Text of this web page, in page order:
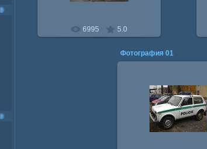
6995 5.0
Фотография 01
28.02.2010
nivin